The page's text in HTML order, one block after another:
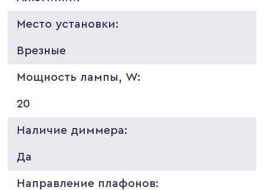
Место установки:
Врезные
Мощность лампы, W:
20
Наличие диммера:
Да
Направление плафонов: